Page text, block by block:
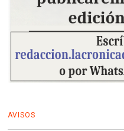
AVISOS